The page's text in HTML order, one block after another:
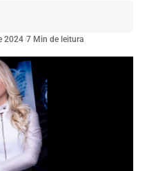
2024 7 Min de leitura